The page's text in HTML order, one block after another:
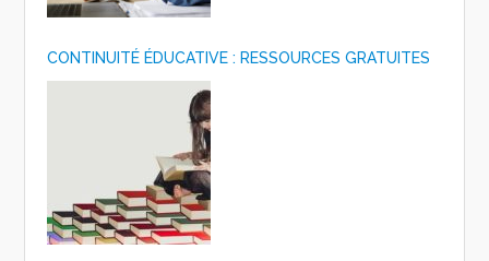
CONTINUITÉ ÉDUCATIVE : RESSOURCES GRATUITES